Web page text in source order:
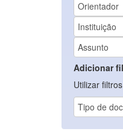
Adicionar
Utilizar